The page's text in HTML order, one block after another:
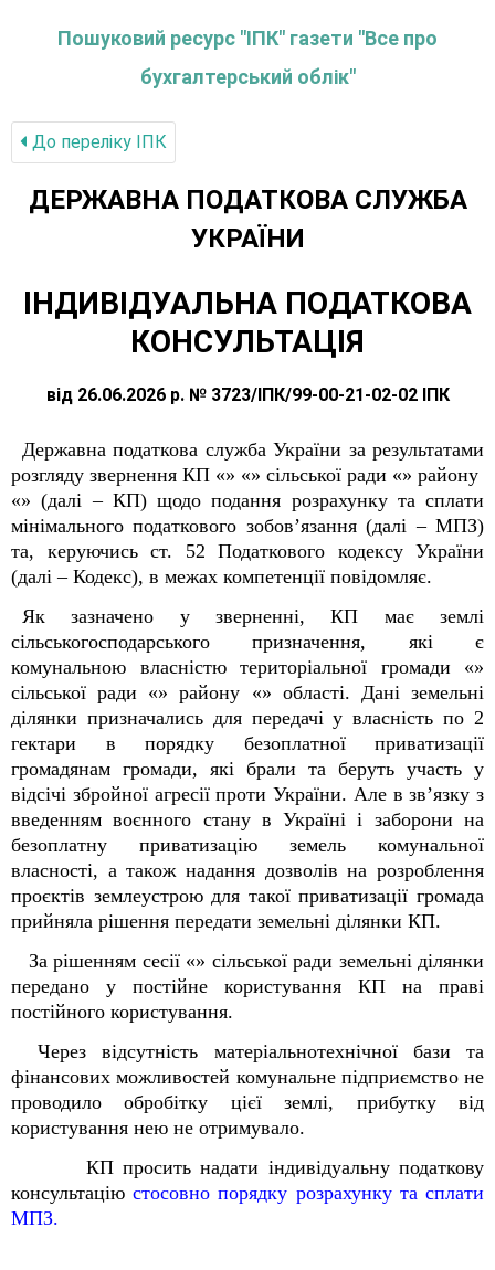
Пошуковий ресурс "ІПК" газети "Все про
бухгалтерський облік"
До переліку IПК
ДЕРЖАВНА ПОДАТКОВА СЛУЖБА
УКРАЇНИ
ІНДИВІДУАЛЬНА ПОДАТКОВА
КОНСУЛЬТАЦІЯ
від 26.06.2026 р. № 3723/ІПК/99-00-21-02-02 ІПК
Державна податкова служба України за результатами
розгляду звернення КП «» «» сільської ради «» району
«» (далі – КП) щодо подання розрахунку та сплати
мінімального податкового зобов’язання (далі – МПЗ)
та, керуючись ст. 52 Податкового кодексу України
(далі – Кодекс), в межах компетенції повідомляє.
Як зазначено у зверненні, КП має землі
сільськогосподарського призначення, які є
комунальною власністю територіальної громади «»
сільської ради «» району «» області. Дані земельні
ділянки призначались для передачі у власність по 2
гектари в порядку безоплатної приватизації
громадянам громади, які брали та беруть участь у
відсічі збройної агресії проти України. Але в зв’язку з
введенням воєнного стану в Україні і заборони на
безоплатну приватизацію земель комунальної
власності, а також надання дозволів на розроблення
проєктів землеустрою для такої приватизації громада
прийняла рішення передати земельні ділянки КП.
За рішенням сесії «» сільської ради земельні ділянки
передано у постійне користування КП на праві
постійного користування.
Через відсутність матеріальнотехнічної бази та
фінансових можливостей комунальне підприємство не
проводило обробітку цієї землі, прибутку від
користування нею не отримувало.
КПпросить надати індивідуальну податкову
консультаціюстосовно порядку розрахунку та сплати
МПЗ.